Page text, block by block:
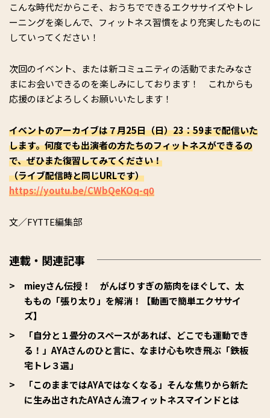
こんな時代だからこそ、おうちでできるエクササイズやトレ
ーニングを楽しんで、フィットネス習慣をより充実したものに
していってください！
次回のイベント、または新コミュニティの活動でまたみなさ
まにお会いできるのを楽しみにしております！ これからも
応援のほどよろしくお願いいたします！
イベントのアーカイブは７月25日（日）23：59まで配信いた
します。何度でも出演者の方たちのフィットネスができるの
で、ぜひまた復習してみてください！
（ライブ配信時と同じURLです）
https://youtu.be/CWbQeKOq-q0
文／FYTTE編集部
連載・関連記事
mieyさん伝授！ がんばりすぎの筋肉をほぐして、太
ももの「張り太り」を解消！【動画で簡単エクササイ
ズ】
「自分と１畳分のスペースがあれば、どこでも運動でき
る！」AYAさんのひと言に、なまけ心も吹き飛ぶ「鉄板
宅トレ３選」
「このままではAYAではなくなる」そんな焦りから新た
に生み出されたAYAさん流フィットネスマインドとは